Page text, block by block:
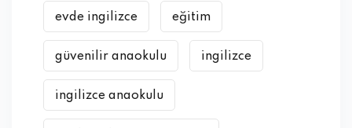
evde ingilizce eğitim
güvenilir anaokulu ingilizce
ingilizce anaokulu